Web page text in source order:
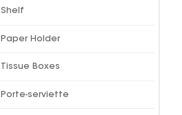
Shelf
Paper Holder
Tissue Boxes
Porte-serviette